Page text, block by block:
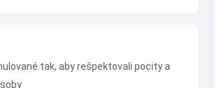
tak, aby rešpektovali pocity a